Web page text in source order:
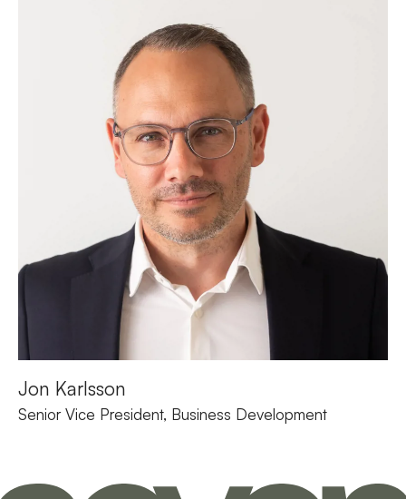
Jon Karlsson​
Senior Vice President, Business Development